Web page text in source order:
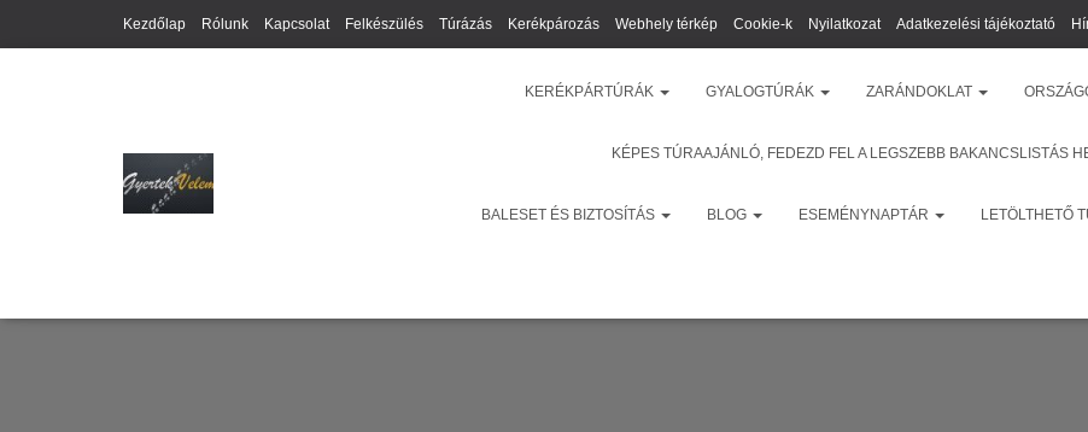
Kezdőlap Rólunk Kapcsolat Felkészülés Túrázás Kerékpározás Webhely térkép Cookie-k Nyilatkozat Adatkezelési tájékoztató
KERÉKPÁRTÚRÁK GYALOGTÚRÁK ZARÁNDOKLAT
KÉPES TÚRAAJÁNLÓ, FEDEZD FEL A LEGSZEBB BAKANCSLISTÁS
BALESET ÉS BIZTOSÍTÁS BLOG ESEMÉNYNAPTÁR LETÖLTHETŐ